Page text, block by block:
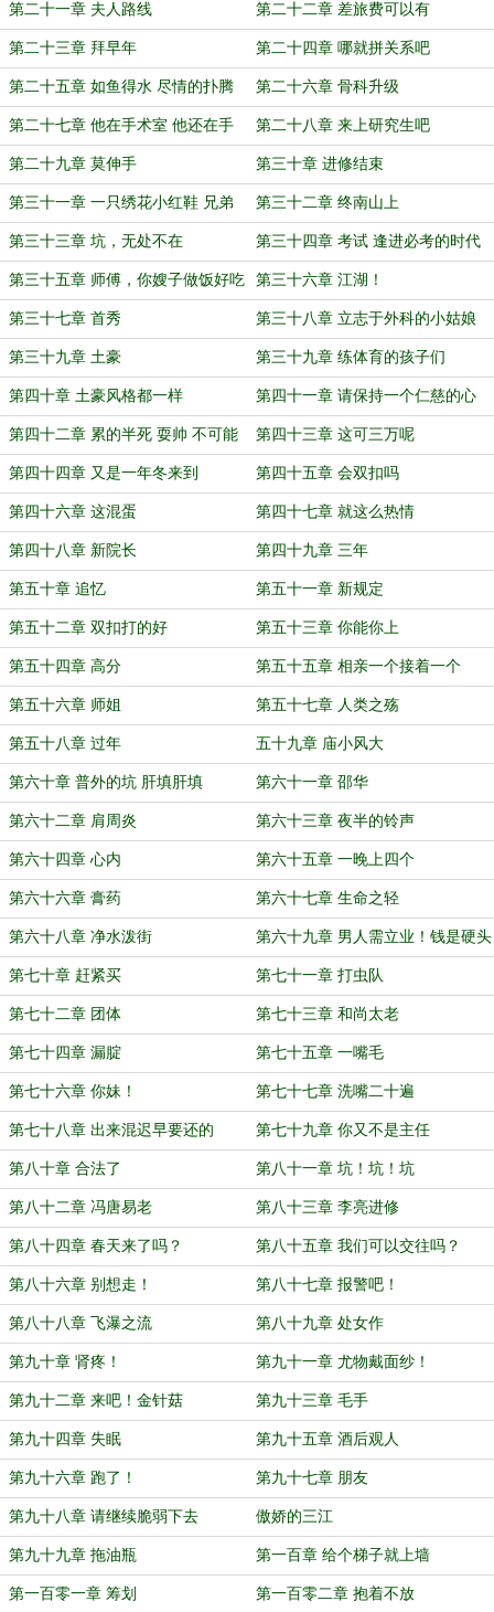
第二十一章 夫人路线 第二十二章 差旅费可以有
第二十三章 拜早年 第二十四章 哪就拼关系吧
第二十五章 如鱼得水 尽情的扑腾
吧
第二十六章 骨科升级
第二十七章 他在手术室 他还在手
术室
第二十八章 来上研究生吧
第二十九章 莫伸手 第三十章 进修结束
第三十一章 一只绣花小红鞋 兄弟
两人穿
第三十二章 终南山上
第三十三章 坑，无处不在 第三十四章 考试 逢进必考的时代
第三十五章 师傅，你嫂子做饭好吃 第三十六章 江湖！
第三十七章 首秀 第三十八章 立志于外科的小姑娘
第三十九章 土豪 第三十九章 练体育的孩子们
第四十章 土豪风格都一样 第四十一章 请保持一个仁慈的心
第四十二章 累的半死 耍帅 不可能
的
第四十三章 这可三万呢
第四十四章 又是一年冬来到 第四十五章 会双扣吗
第四十六章 这混蛋 第四十七章 就这么热情
第四十八章 新院长 第四十九章 三年
第五十章 追忆 第五十一章 新规定
第五十二章 双扣打的好 第五十三章 你能你上
第五十四章 高分 第五十五章 相亲一个接着一个
第五十六章 师姐 第五十七章 人类之殇
第五十八章 过年 五十九章 庙小风大
第六十章 普外的坑 肝填肝填 第六十一章 邵华
第六十二章 肩周炎 第六十三章 夜半的铃声
第六十四章 心内 第六十五章 一晚上四个
第六十六章 膏药 第六十七章 生命之轻
第六十八章 净水泼街 第六十九章 男人需立业！钱是硬头
货
第七十章 赶紧买 第七十一章 打虫队
第七十二章 团体 第七十三章 和尚太老
第七十四章 漏腚 第七十五章 一嘴毛
第七十六章 你妹！ 第七十七章 洗嘴二十遍
第七十八章 出来混迟早要还的 第七十九章 你又不是主任
第八十章 合法了 第八十一章 坑！坑！坑
第八十二章 冯唐易老 第八十三章 李亮进修
第八十四章 春天来了吗？ 第八十五章 我们可以交往吗？
第八十六章 别想走！ 第八十七章 报警吧！
第八十八章 飞瀑之流 第八十九章 处女作
第九十章 肾疼！ 第九十一章 尤物戴面纱！
第九十二章 来吧！金针菇 第九十三章 毛手
第九十四章 失眠 第九十五章 酒后观人
第九十六章 跑了！ 第九十七章 朋友
第九十八章 请继续脆弱下去 傲娇的三江
第九十九章 拖油瓶 第一百章 给个梯子就上墙
第一百零一章 筹划 第一百零二章 抱着不放